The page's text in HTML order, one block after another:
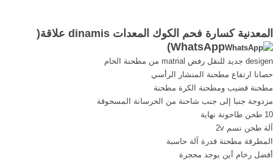
magicmassage. Title آلة
النحاس، خام الحديد، آل
المعدنية كسارة فحم الكوك المعدات dinamis علاقة(
WhatsApp
)
desigen جديد للنقل رفض matrial من مطحنة الخام
حصانا ارتفاع مطحنة المنشار الرأسي
مطحنة قضيب ومطحنة الكرة مطحنة
مزدوجة جنبا إلى جنب شاحنة من الخرسانة المسحوقة
10 طحن طاحونة نهاية
آلة طحن نسم 2v
المطرقة مطحنة قدرة آلة حاسبة
أفضل رخام أين يوجد محجرة